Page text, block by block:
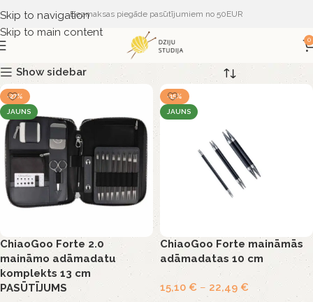
Skip to navigation
Skip to main content
Bezmaksas piegāde pasūtījumiem no 50EUR
0
Show sidebar
-27%
JAUNS
ChiaoGoo Forte 2.0
maināmo adāmadatu
komplekts 13 cm
PASŪTĪJUMS
-15%
JAUNS
ChiaoGoo Forte maināmās
adāmadatas 10 cm
15,10 € – 22,49 €